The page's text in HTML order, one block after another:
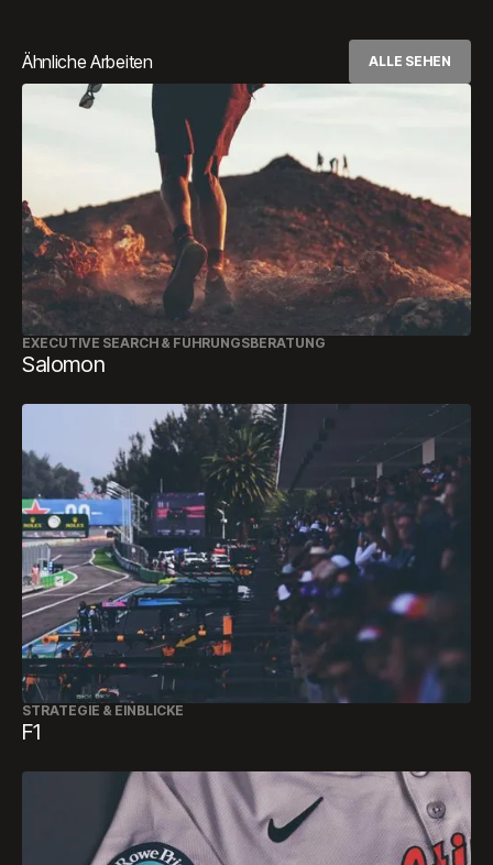
Ähnliche Arbeiten ALLE SEHEN
EXECUTIVE SEARCH & FÜHRUNGSBERATUNG
Salomon
STRATEGIE & EINBLICKE
F1